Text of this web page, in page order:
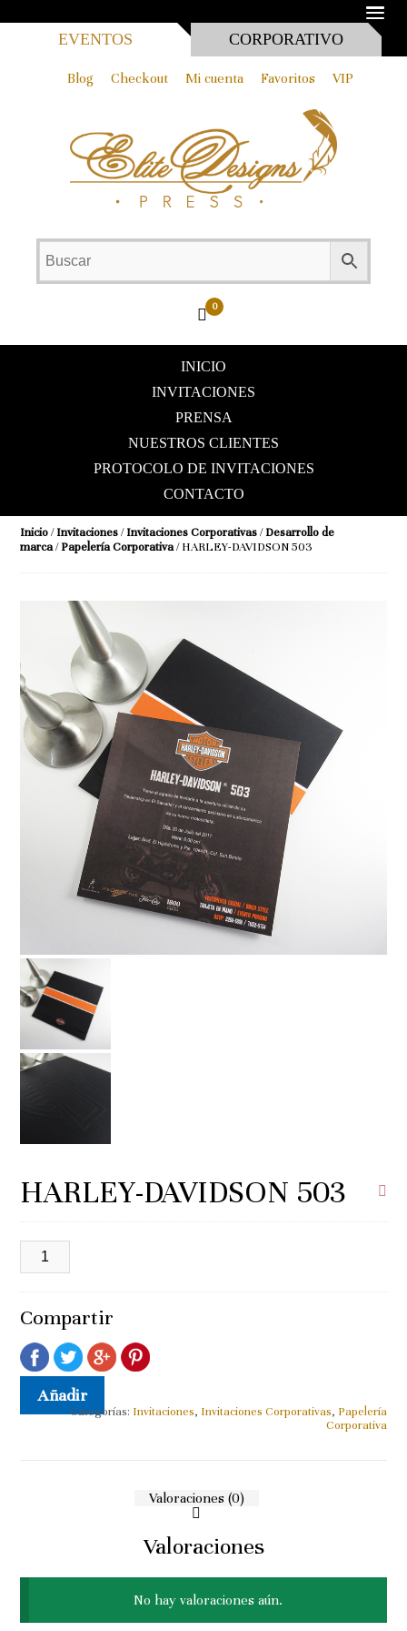
EVENTOS
CORPORATIVO
Blog Checkout Mi cuenta Favoritos VIP
0
INICIO
INVITACIONES
PRENSA
NUESTROS CLIENTES
PROTOCOLO DE INVITACIONES
CONTACTO
Inicio/Invitaciones/Invitaciones Corporativas/Desarrollo de
marca/Papelería Corporativa/ HARLEY-DAVIDSON 503
HARLEY-DAVIDSON 503
HARLEY-
DAVIDSON
Compartir
Añadir a la lista de deseos
Añadir
Categorías: Invitaciones, Invitaciones Corporativas, Papelería
Corporativa
Valoraciones (0)
Valoraciones
No hay valoraciones aún.